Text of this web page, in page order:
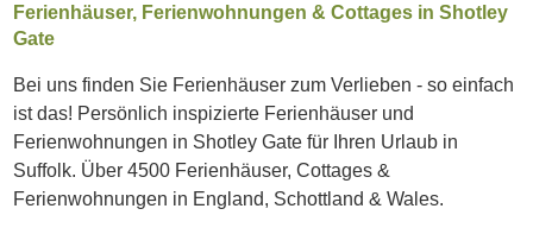
Ferienhäuser, Ferienwohnungen & Cottages in Shotley
Gate
Bei uns finden Sie Ferienhäuser zum Verlieben - so einfach
ist das! Persönlich inspizierte Ferienhäuser und
Ferienwohnungen in Shotley Gate für Ihren Urlaub in
Suffolk. Über 4500 Ferienhäuser, Cottages &
Ferienwohnungen in England, Schottland & Wales.